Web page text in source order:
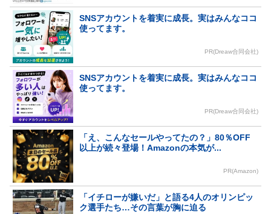
SNSアカウントを着実に成長。実はみんなココ
使ってます。
PR(Dreaw合同会社)
SNSアカウントを着実に成長。実はみんなココ
使ってます。
PR(Dreaw合同会社)
「え、こんなセールやってたの？」80％OFF
以上が続々登場！Amazonの本気が...
PR(Amazon)
「イチローが嫌いだ」と語る4人のオリンピッ
ク選手たち…その言葉が胸に迫る